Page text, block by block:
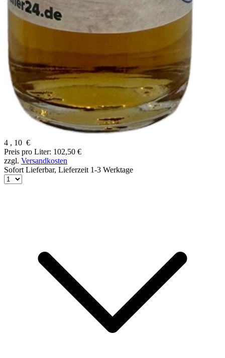
4 , 10 €
Preis pro Liter: 102,50 €
zzgl. Versandkosten
Sofort Lieferbar, Lieferzeit 1-3 Werktage